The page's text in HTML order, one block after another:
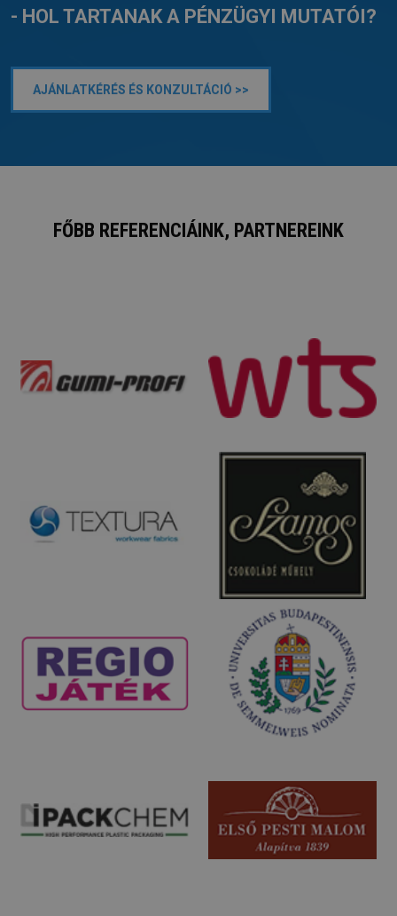
- HOL TARTANAK A PÉNZÜGYI MUTATÓI?
AJÁNLATKÉRÉS ÉS KONZULTÁCIÓ >>
FŐBB REFERENCIÁINK, PARTNEREINK